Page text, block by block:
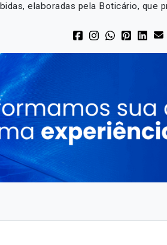
elaboradas pela Boticário, que